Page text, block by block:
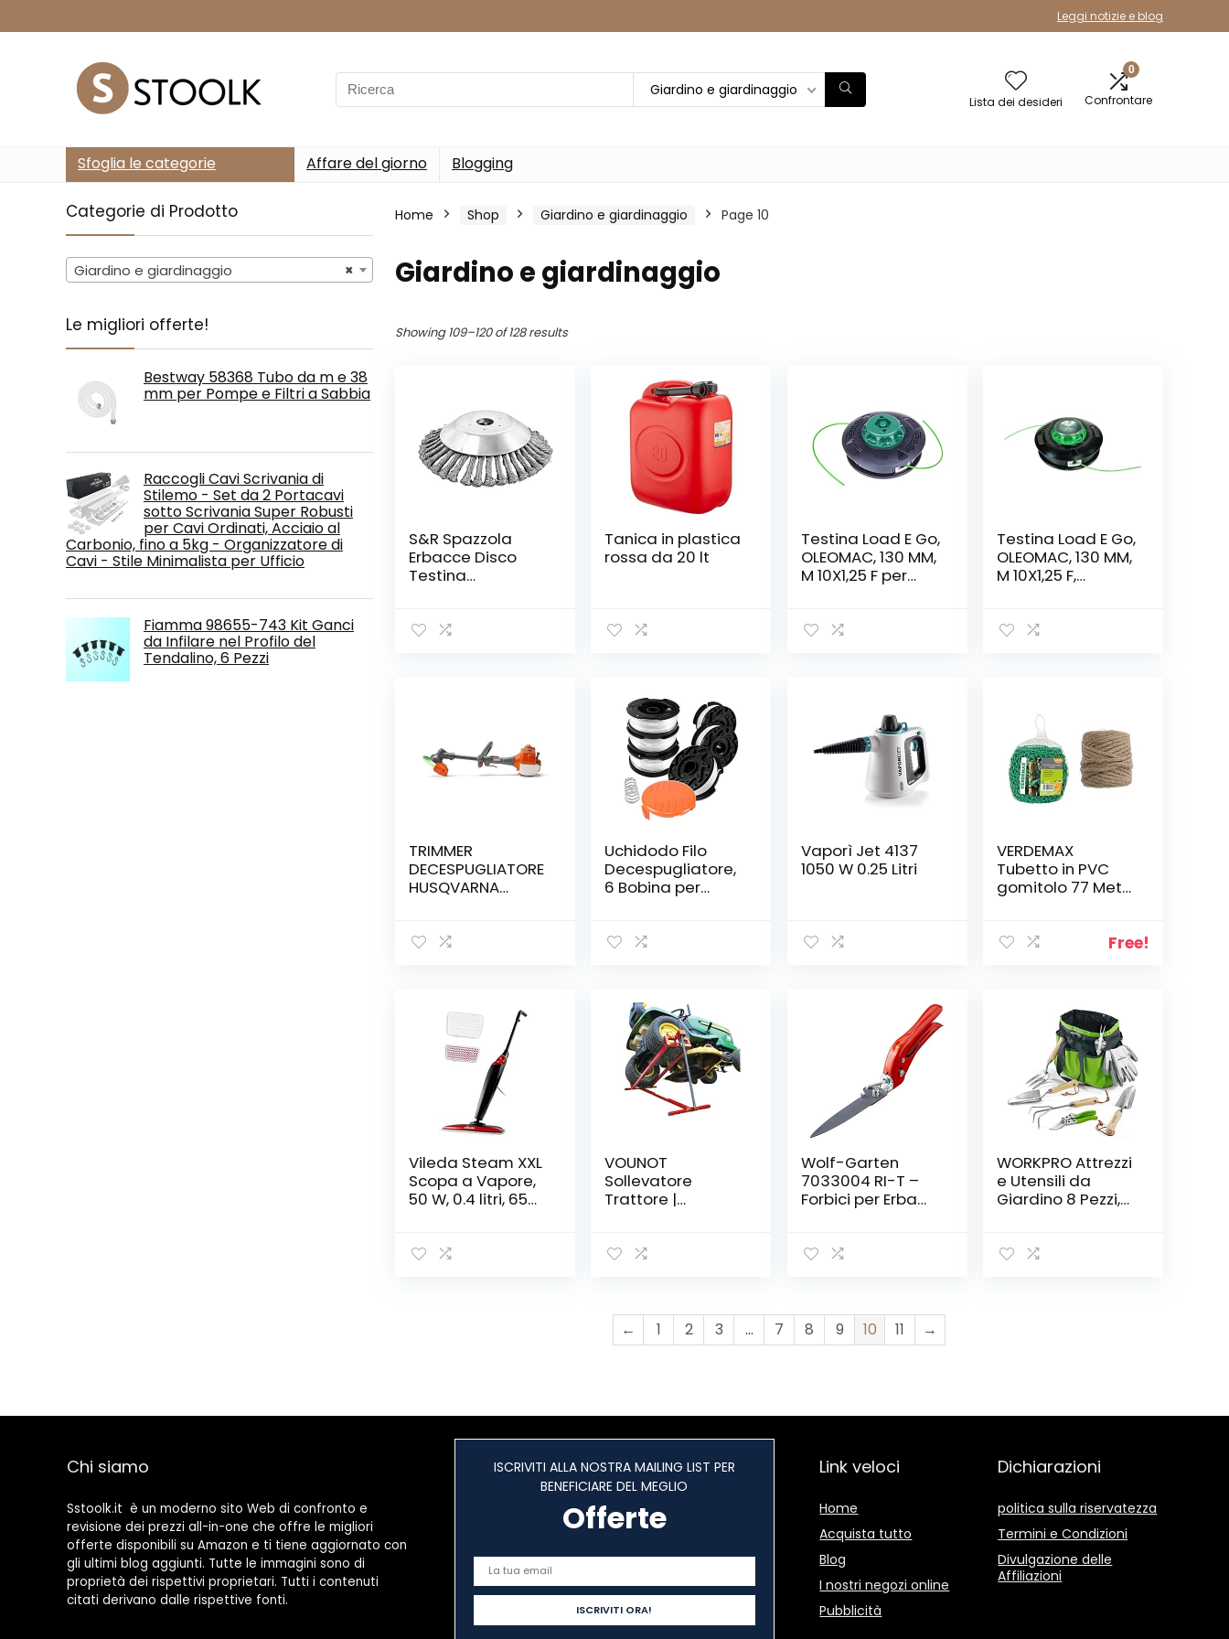
Leggi notizie e blog
Search
for:
Giardino e giardinaggio
Lista dei desideri
0
Confrontare
Sfoglia le categorie Affare del giorno Blogging
Categorie di Prodotto
×
Giardino e giardinaggio
Le migliori offerte!
Bestway 58368 Tubo da m e 38
mm per Pompe e Filtri a Sabbia
Raccogli Cavi Scrivania di
Stilemo - Set da 2 Portacavi
sotto Scrivania Super Robusti
per Cavi Ordinati, Acciaio al
Carbonio, fino a 5kg - Organizzatore di
Cavi - Stile Minimalista per Ufficio
Fiamma 98655-743 Kit Ganci
da Infilare nel Profilo del
Tendalino, 6 Pezzi
Home Shop Giardino e giardinaggio Page 10
Giardino e giardinaggio
Showing 109–120 of 128 results
S&R Spazzola
Erbacce Disco
Testina
Spazzola per Erba
Tanica in plastica
rossa da 20 lt
Testina Load E Go,
OLEOMAC, 130 MM,
M 10X1,25 F per
Testina Load E Go,
OLEOMAC, 130 MM,
M 10X1,25 F,
TRIMMER
DECESPUGLIATORE
HUSQVARNA
Uchidodo Filo
Decespugliatore,
6 Bobina per
Lunghezza 9,14m,
e 1 Molla
Vaporì Jet 4137
1050 W 0.25 Litri
VERDEMAX
Tubetto in PVC
gomitolo 77 Metri
Filo di Legatura,Free!
Vileda Steam XXL
Scopa a Vapore,
50 W, 0.4 litri, 65
VOUNOT
Sollevatore
Trattore |
Telescopico | 30%
Max
Wolf-Garten
7033004 RI-T –
Forbici per Erba
WORKPRO Attrezzi
e Utensili da
Giardino 8 Pezzi,
Borsa, Include
← 1 2 3 … 7 8 9 10 11 →
Chi siamo
Sstoolk.it è un moderno sito Web di confronto e
revisione dei prezzi all-in-one che offre le migliori
offerte disponibili su Amazon e ti tiene aggiornato con
gli ultimi blog aggiunti. Tutte le immagini sono di
proprietà dei rispettivi proprietari. Tutti i contenuti
citati derivano dalle rispettive fonti.
ISCRIVITI ALLA NOSTRA MAILING LIST PER
BENEFICIARE DEL MEGLIO
Offerte
Link veloci
Home
Acquista tutto
Blog
I nostri negozi online
Pubblicità
Dichiarazioni
politica sulla riservatezza
Termini e Condizioni
Divulgazione delle
Affiliazioni